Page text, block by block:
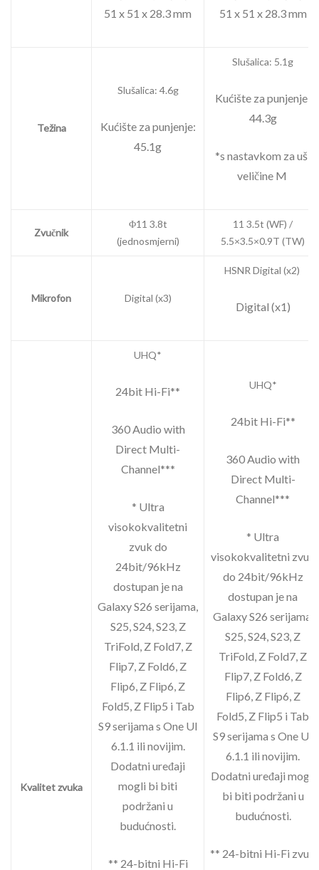
51 x 51 x 28.3 mm
51 x 51 x 28.3 mm
Težina
Slušalica: 4.6g
Kućište za punjenje:
45.1g
Slušalica: 5.1g
Kućište za punjenje:
44.3g
*s nastavkom za uši
veličine M
Zvučnik
Φ11 3.8t
(jednosmjerni)
11 3.5t (WF) /
5.5×3.5×0.9T (TW)​
Mikrofon Digital (x3)
HSNR Digital (x2) ​
Digital (x1)
Kvalitet zvuka
UHQ*
24bit Hi-Fi**
360 Audio with
Direct Multi-
Channel***
* Ultra
visokokvalitetni
zvuk do
24bit/96kHz
dostupan je na
Galaxy S26 serijama,
S25, S24, S23, Z
TriFold, Z Fold7, Z
Flip7, Z Fold6, Z
Flip6, Z Flip6, Z
Fold5, Z Flip5 i Tab
S9 serijama s One UI
6.1.1 ili novijim.
Dodatni uređaji
mogli bi biti
podržani u
budućnosti.
** 24-bitni Hi-Fi
UHQ*
24bit Hi-Fi**
360 Audio with
Direct Multi-
Channel***
* Ultra
visokokvalitetni zvuk
do 24bit/96kHz
dostupan je na
Galaxy S26 serijama,
S25, S24, S23, Z
TriFold, Z Fold7, Z
Flip7, Z Fold6, Z
Flip6, Z Flip6, Z
Fold5, Z Flip5 i Tab
S9 serijama s One UI
6.1.1 ili novijim.
Dodatni uređaji mogli
bi biti podržani u
budućnosti.
** 24-bitni Hi-Fi zvuk